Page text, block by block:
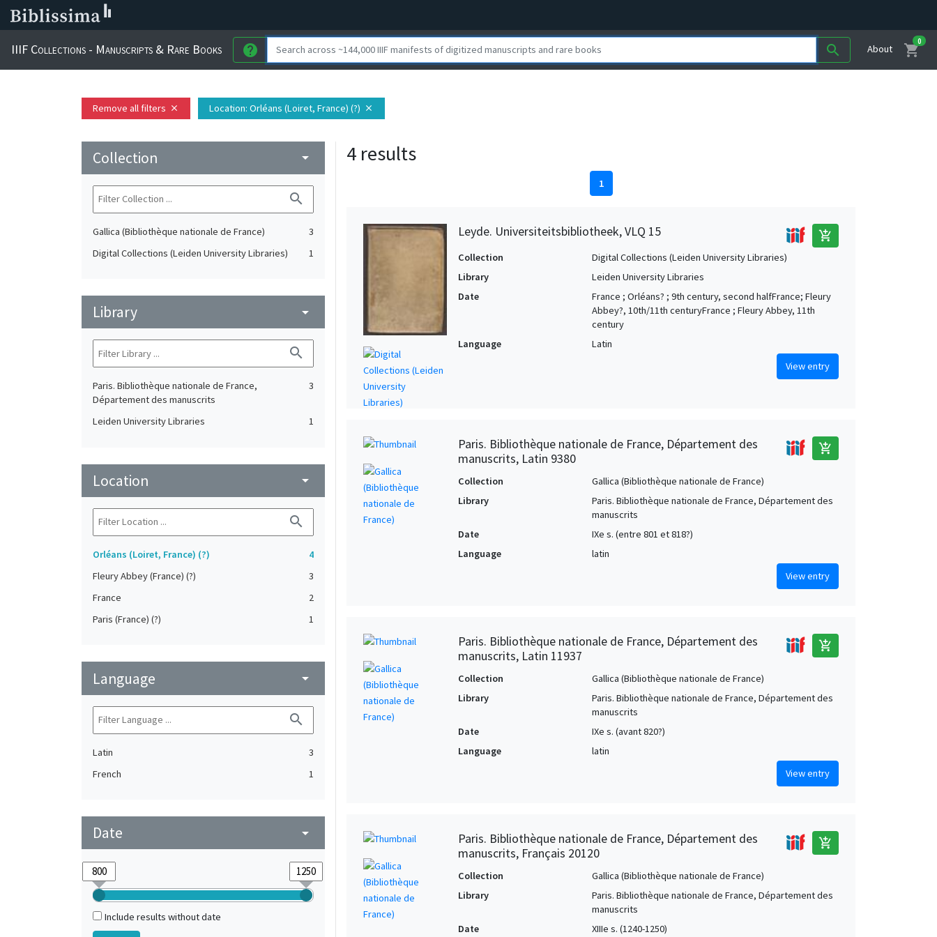
IIIF Collections - Manuscripts & Rare Books help search About shopping_cart
0
Remove all filters close Location: Orléans (Loiret, France) (?) close
Collection arrow_drop_down
search
Gallica (Bibliothèque nationale de France)
3
Digital Collections (Leiden University Libraries)
1
Library arrow_drop_down
search
Paris. Bibliothèque nationale de France,
Département des manuscrits
3
Leiden University Libraries 1
Location arrow_drop_down
search
Orléans (Loiret, France) (?)
4
Fleury Abbey (France) (?)
3
France
2
Paris (France) (?)
1
Language arrow_drop_down
search
Latin
3
French
1
Date arrow_drop_down
Include results without date
4 results
1
Leyde. Universiteitsbibliotheek, VLQ 15 add_shopping_cart
Collection
Digital Collections (Leiden University Libraries)
Library
Leiden University Libraries
Date
France ; Orléans? ; 9th century, second halfFrance; Fleury
Abbey?, 10th/11th centuryFrance ; Fleury Abbey, 11th
century
Language
Latin
View entry
Paris. Bibliothèque nationale de France, Département des
manuscrits, Latin 9380
add_shopping_cart
Collection
Gallica (Bibliothèque nationale de France)
Library
Paris. Bibliothèque nationale de France, Département des
manuscrits
Date
IXe s. (entre 801 et 818?)
Language
latin
View entry
Paris. Bibliothèque nationale de France, Département des
manuscrits, Latin 11937
add_shopping_cart
Collection
Gallica (Bibliothèque nationale de France)
Library
Paris. Bibliothèque nationale de France, Département des
manuscrits
Date
IXe s. (avant 820?)
Language
latin
View entry
Paris. Bibliothèque nationale de France, Département des
manuscrits, Français 20120
add_shopping_cart
Collection
Gallica (Bibliothèque nationale de France)
Library
Paris. Bibliothèque nationale de France, Département des
manuscrits
Date
XIIIe s. (1240-1250)